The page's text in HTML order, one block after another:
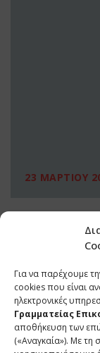
Για να παρέχουμε
cookies που είναι
ηλεκτρονικές
Γραμματείας
αποθήκευση των
(«Αναγκαία»). Με τη
23 ΜΑΡΤΙΟΥ